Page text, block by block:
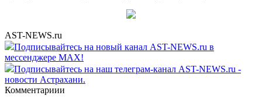
AST-NEWS.ru
Подписывайтесь на новый канал AST-NEWS.ru в
мессенджере MAX!
Подписывайтесь на наш телеграм-канал AST-NEWS.ru -
новости Астрахани.
Комментариии